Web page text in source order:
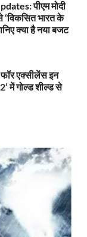
पीएम मोदी
‘विकसित भारत के
क्या है नया बजट
एक्सीलेंस इन
में गोल्ड शील्ड से